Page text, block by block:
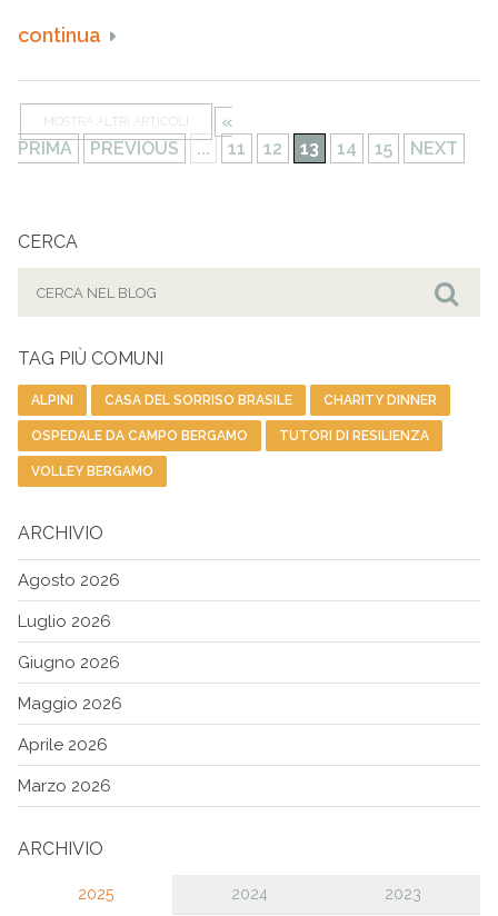
continua
MOSTRA ALTRI ARTICOLI
«
PRIMA
PREVIOUS ... 11 12 13 14 15 NEXT
CERCA
TAG PIÙ COMUNI
ALPINI CASA DEL SORRISO BRASILE CHARITY DINNER
OSPEDALE DA CAMPO BERGAMO TUTORI DI RESILIENZA
VOLLEY BERGAMO
ARCHIVIO
Agosto 2026
Luglio 2026
Giugno 2026
Maggio 2026
Aprile 2026
Marzo 2026
ARCHIVIO
2025 2024 2023